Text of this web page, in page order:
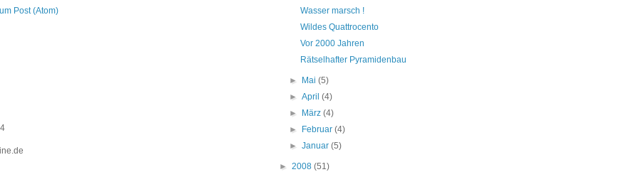
Post (Atom)
Wasser marsch !
Wildes Quattrocento
Vor 2000 Jahren
Rätselhafter Pyramidenbau
► Mai(5)
►April(4)
►
März(4)
►
Februar(4)
►Januar(5)
► 2008 (51)